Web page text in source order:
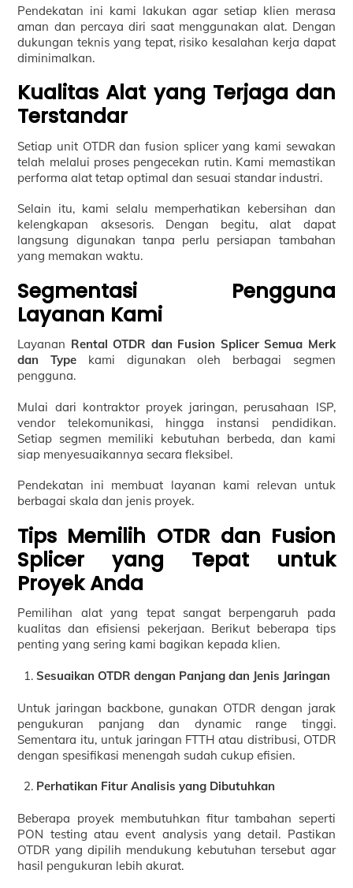
Pendekatan ini kami lakukan agar setiap klien merasa
aman dan percaya diri saat menggunakan alat. Dengan
dukungan teknis yang tepat, risiko kesalahan kerja dapat
diminimalkan.
Kualitas Alat yang Terjaga dan
Terstandar
Setiap unit OTDR dan fusion splicer yang kami sewakan
telah melalui proses pengecekan rutin. Kami memastikan
performa alat tetap optimal dan sesuai standar industri.
Selain itu, kami selalu memperhatikan kebersihan dan
kelengkapan aksesoris. Dengan begitu, alat dapat
langsung digunakan tanpa perlu persiapan tambahan
yang memakan waktu.
Segmentasi Pengguna
Layanan Kami
Layanan Rental OTDR dan Fusion Splicer Semua Merk
dan Type kami digunakan oleh berbagai segmen
pengguna.
Mulai dari kontraktor proyek jaringan, perusahaan ISP,
vendor telekomunikasi, hingga instansi pendidikan.
Setiap segmen memiliki kebutuhan berbeda, dan kami
siap menyesuaikannya secara fleksibel.
Pendekatan ini membuat layanan kami relevan untuk
berbagai skala dan jenis proyek.
Tips Memilih OTDR dan Fusion
Splicer yang Tepat untuk
Proyek Anda
Pemilihan alat yang tepat sangat berpengaruh pada
kualitas dan efisiensi pekerjaan. Berikut beberapa tips
penting yang sering kami bagikan kepada klien.
Sesuaikan OTDR dengan Panjang dan Jenis Jaringan
Untuk jaringan backbone, gunakan OTDR dengan jarak
pengukuran panjang dan dynamic range tinggi.
Sementara itu, untuk jaringan FTTH atau distribusi, OTDR
dengan spesifikasi menengah sudah cukup efisien.
Perhatikan Fitur Analisis yang Dibutuhkan
Beberapa proyek membutuhkan fitur tambahan seperti
PON testing atau event analysis yang detail. Pastikan
OTDR yang dipilih mendukung kebutuhan tersebut agar
hasil pengukuran lebih akurat.